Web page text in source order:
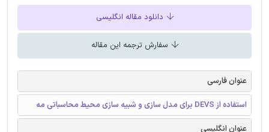
دانلود مقاله انگلیسی
سفارش ترجمه این مقاله
عنوان فارسی
استفاده از DEVS برای مدل سازی و شبیه سازی محیط محاسباتی مه
عنوان انگلیسی